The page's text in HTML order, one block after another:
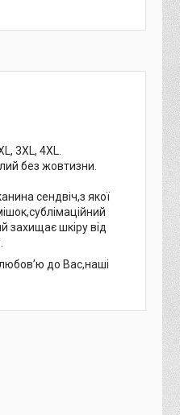
3XL, 4XL.
без жовтизни.
сендвіч,з якої
захищає шкіру від
до Вас,наші